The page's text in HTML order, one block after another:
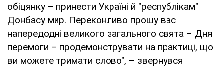
обіцянку – принести Україні й "республікам"
Донбасу мир. Переконливо прошу вас
напередодні великого загального свята – Дня
перемоги – продемонструвати на практиці, що
ви можете тримати слово", – звернувся